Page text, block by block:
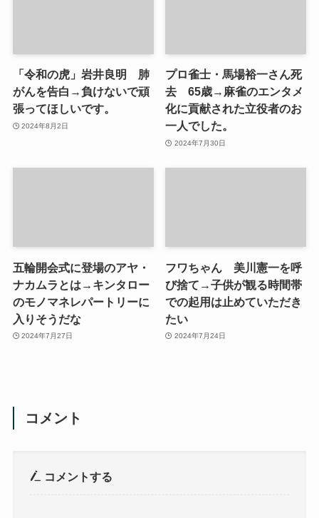
「令和の虎」岩井良明 肺
がんを告白→負けないで頑
張ってほしいです。
2024年8月2日
プロ雀士・馬場裕一さん死
去 65歳→麻雀のエンタメ
化に貢献された立役者のお
一人でした。
2024年7月30日
五輪開会式に登場のアヤ・
ナカムラとは→キンタロー
のモノマネレパートリーに
入りそうだな
2024年7月27日
フワちゃん 美川憲一を呼
び捨て→子供が観る時間帯
での起用は止めていただき
たい
2024年7月24日
コメント
コメントする